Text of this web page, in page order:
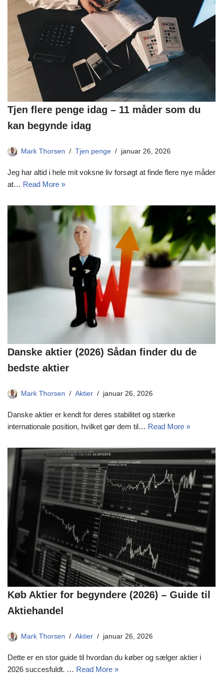
Tjen flere penge idag – 11 måder som du
kan begynde idag
Mark Thorsen Tjen penge januar 26, 2026
Jeg har altid i hele mit voksne liv forsøgt at finde flere nye måder
at… Read More »
Danske aktier (2026) Sådan finder du de
bedste aktier
Mark Thorsen Aktier januar 26, 2026
Danske aktier er kendt for deres stabilitet og stærke
internationale position, hvilket gør dem til… Read More »
Køb Aktier for begyndere (2026) – Guide til
Aktiehandel
Mark Thorsen Aktier januar 26, 2026
Dette er en stor guide til hvordan du køber og sælger aktier i
2026 succesfuldt. … Read More »